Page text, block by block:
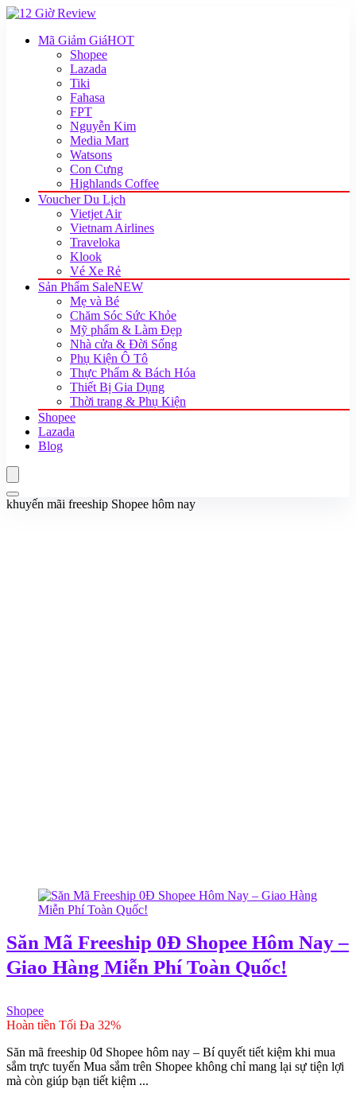
Mã Giảm GiáHOT
Shopee
Lazada
Tiki
Fahasa
FPT
Nguyễn Kim
Media Mart
Watsons
Con Cưng
Highlands Coffee
Voucher Du Lịch
Vietjet Air
Vietnam Airlines
Traveloka
Klook
Vé Xe Rẻ
Sản Phẩm SaleNEW
Mẹ và Bé
Chăm Sóc Sức Khỏe
Mỹ phẩm & Làm Đẹp
Nhà cửa & Đời Sống
Phụ Kiện Ô Tô
Thực Phẩm & Bách Hóa
Thiết Bị Gia Dụng
Thời trang & Phụ Kiện
Shopee
Lazada
Blog
khuyến mãi freeship Shopee hôm nay
Săn Mã Freeship 0Đ Shopee Hôm Nay –
Giao Hàng Miễn Phí Toàn Quốc!
Shopee
Hoàn tiền Tối Đa 32%
Săn mã freeship 0đ Shopee hôm nay – Bí quyết tiết kiệm khi mua
sắm trực tuyến Mua sắm trên Shopee không chỉ mang lại sự tiện lợi
mà còn giúp bạn tiết kiệm ...